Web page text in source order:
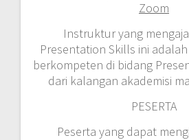
Zoom
Instruktur yang
Presentation Skills ini
berkompeten di bidang
dari kalangan akademisi
PESERTA
Peserta yang dapat